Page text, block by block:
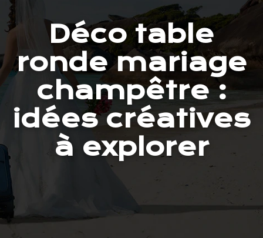
Déco table
ronde mariage
champêtre :
idées créatives
à explorer